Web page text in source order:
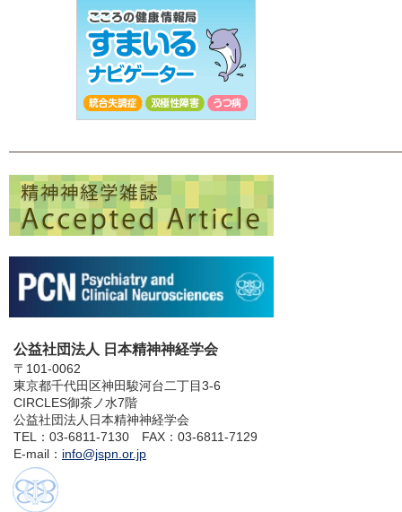
公益社団法人 日本精神神経学会
〒101-0062
東京都千代田区神田駿河台二丁目3-6
CIRCLES御茶ノ水7階
公益社団法人日本精神神経学会
TEL：03-6811-7130 FAX：03-6811-7129
E-mail： info@jspn.or.jp